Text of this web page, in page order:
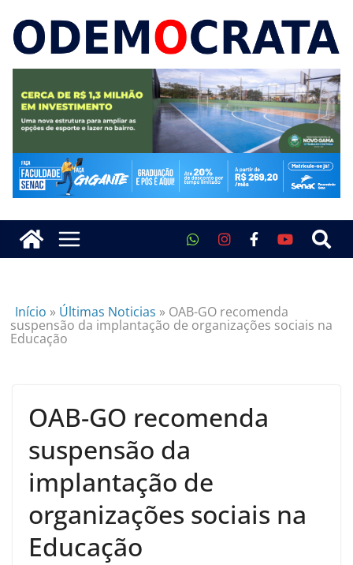
Início » Últimas Noticias » OAB-GO recomenda
suspensão da implantação de organizações sociais na
Educação
OAB-GO recomenda
suspensão da
implantação de
organizações sociais na
Educação